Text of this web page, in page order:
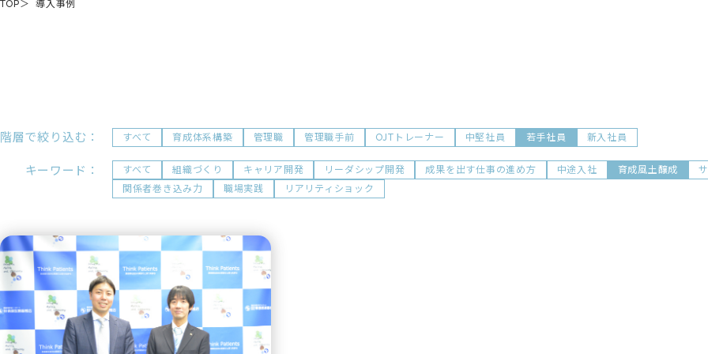
TOP 導入事例
階層で絞り込む： すべて 育成体系構築 管理職 管理職手前 OJTトレーナー 中堅社員 若手社員 新入社員
キーワード： すべて 組織づくり キャリア開発 リーダシップ開発 成果を出す仕事の進め方 中途入社 育成風土醸成
関係者巻き込み力
職場実践 リアリティショック